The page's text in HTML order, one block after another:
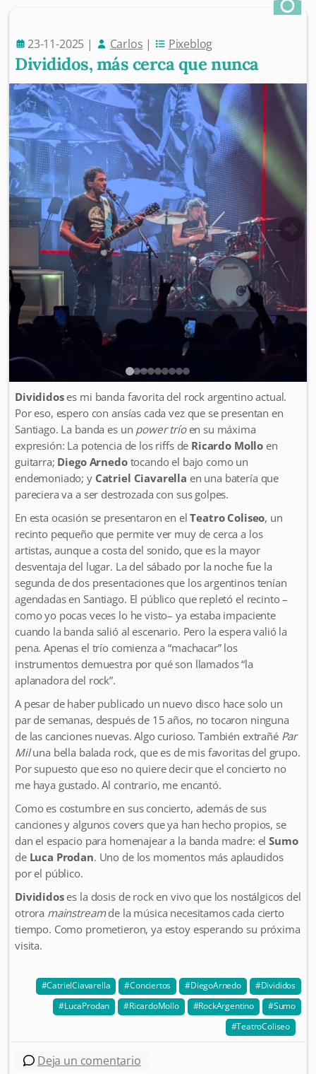
23-11-2025 | Carlos | Pixeblog
Divididos, más cerca que nunca
Divididoses mi banda favorita del rock argentino actual.
Por eso, espero con ansías cada vez que se presentan en
Santiago. La banda es un power tríoen su máxima
expresión: La potencia de los riffs de Ricardo Mollo en
guitarra; Diego Arnedotocando el bajo como un
endemoniado; y Catriel Ciavarella en una batería que
pareciera va a ser destrozada con sus golpes.
En esta ocasión se presentaron en elTeatro Coliseo, un
recinto pequeño que permite ver muy de cerca a los
artistas, aunque a costa del sonido, que es la mayor
desventaja del lugar. La del sábado por la noche fue la
segunda de dos presentaciones que los argentinos tenían
agendadas en Santiago. El público que repletó el recinto –
como yo pocas veces lo he visto– ya estaba impaciente
cuando la banda salió al escenario. Pero la espera valió la
pena. Apenas el trío comienza a “machacar” los
instrumentos demuestra por qué son llamados “la
aplanadora del rock”.
A pesar de haber publicado un nuevo disco hace solo un
par de semanas, después de 15 años, no tocaron ninguna
de las canciones nuevas. Algo curioso. También extrañé Par
Miluna bella balada rock, que es de mis favoritas del grupo.
Por supuesto que eso no quiere decir que el concierto no
me haya gustado. Al contrario, me encantó.
Como es costumbre en sus concierto, además de sus
canciones y algunos covers que ya han hecho propios, se
dan el espacio para homenajear a la banda madre: elSumo
de Luca Prodan. Uno de los momentos más aplaudidos
por el público.
Divididoses la dosis de rock en vivo que los nostálgicos del
otrora mainstreamde la música necesitamos cada cierto
tiempo. Como prometieron, ya estoy esperando su próxima
visita.
CatrielCiavarella Conciertos DiegoArnedo
Divididos
LucaProdan
RicardoMollo RockArgentino
Sumo
TeatroColiseo
Deja un comentario